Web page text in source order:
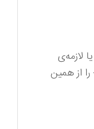
لازمه‌ی
از همین